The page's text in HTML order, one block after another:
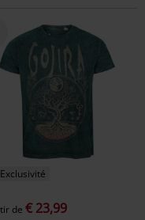
Exclusivité
de € 23,99